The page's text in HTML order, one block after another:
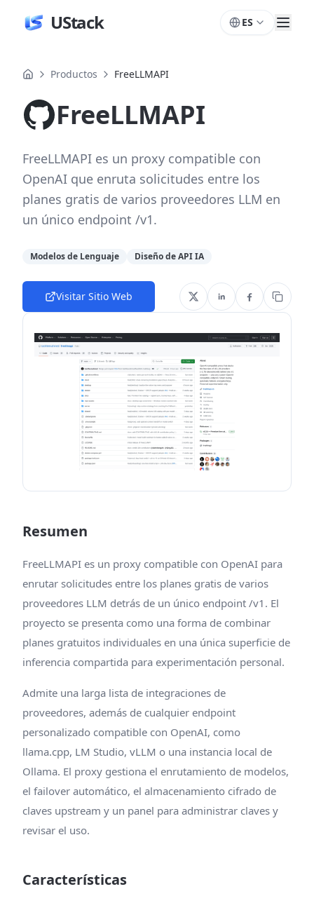
UStack ES
Productos FreeLLMAPI
FreeLLMAPI
FreeLLMAPI es un proxy compatible con
OpenAI que enruta solicitudes entre los
planes gratis de varios proveedores LLM en
un único endpoint /v1.
Modelos de Lenguaje Diseño de API IA
Visitar Sitio Web
Resumen
FreeLLMAPI es un proxy compatible con OpenAI para
enrutar solicitudes entre los planes gratis de varios
proveedores LLM detrás de un único endpoint /v1. El
proyecto se presenta como una forma de combinar
planes gratuitos individuales en una única superficie de
inferencia compartida para experimentación personal.
Admite una larga lista de integraciones de
proveedores, además de cualquier endpoint
personalizado compatible con OpenAI, como
llama.cpp, LM Studio, vLLM o una instancia local de
Ollama. El proxy gestiona el enrutamiento de modelos,
el failover automático, el almacenamiento cifrado de
claves upstream y un panel para administrar claves y
revisar el uso.
Características